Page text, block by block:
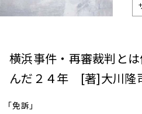
横浜事件・再審裁判と
んだ２４年 [著]大川隆
「免訴」